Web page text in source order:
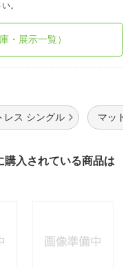
。
・展示一覧）
レス シングル マット
購入されている商品は